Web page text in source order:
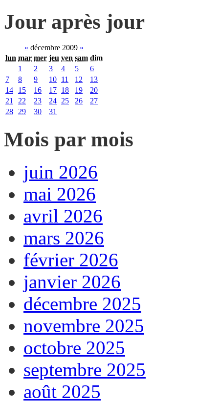
Jour après jour
« décembre 2009 »
lun mar mer jeu ven sam dim
1
2 3 4 5
6
7
8 9 10 11 12
13
14
15 16 17 18 19
20
21
22 23 24 25 26
27
28
29 30 31
Mois par mois
juin 2026
mai 2026
avril 2026
mars 2026
février 2026
janvier 2026
décembre 2025
novembre 2025
octobre 2025
septembre 2025
août 2025